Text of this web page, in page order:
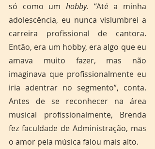
só como um hobby. “Até a minha
adolescência, eu nunca vislumbrei a
carreira profissional de cantora.
Então, era um hobby, era algo que eu
amava muito fazer, mas não
imaginava que profissionalmente eu
iria adentrar no segmento”, conta.
Antes de se reconhecer na área
musical profissionalmente, Brenda
fez faculdade de Administração, mas
o amor pela música falou mais alto.